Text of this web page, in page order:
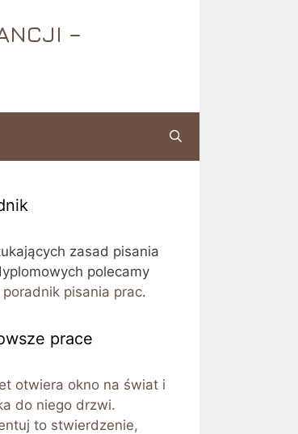
–
zasad pisania
polecamy
poradnik pisania prac.
prace
otwiera okno na świat i
do niego drzwi.
to stwierdzenie,